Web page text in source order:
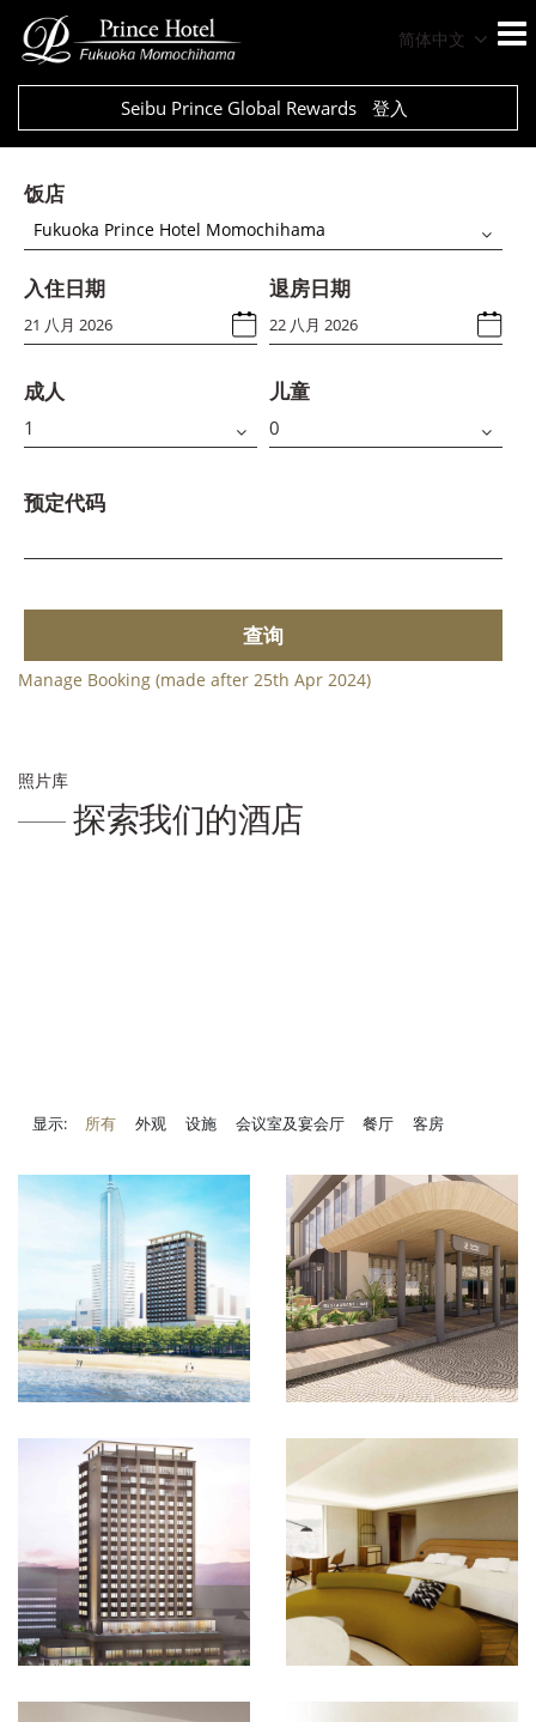
简体中文
Seibu Prince Global Rewards 登入
饭店
Fukuoka Prince Hotel Momochihama
入住日期 退房日期
成人 儿童
预定代码
查询
Manage Booking (made after 25th Apr 2024)
照片库
探索我们的酒店
显示: 所有 外观 设施 会议室及宴会厅 餐厅 客房